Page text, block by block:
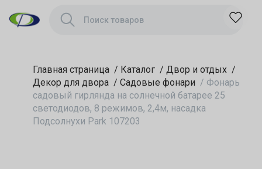
Главная страница / Каталог / Двор и отдых /
Декор для двора / Садовые фонари / Фонарь
садовый гирлянда на солнечной батарее 25
светодиодов, 8 режимов, 2,4м, насадка
Подсолнухи Park 107203
насадка
Подсолнухи Park